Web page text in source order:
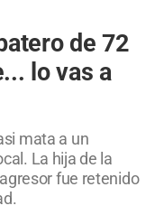
de 72
lo vas a
mata a un
La hija de la
fue retenido